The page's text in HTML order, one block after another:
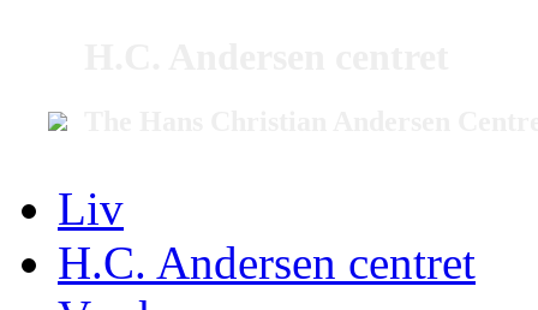
Liv
H.C. Andersen centret